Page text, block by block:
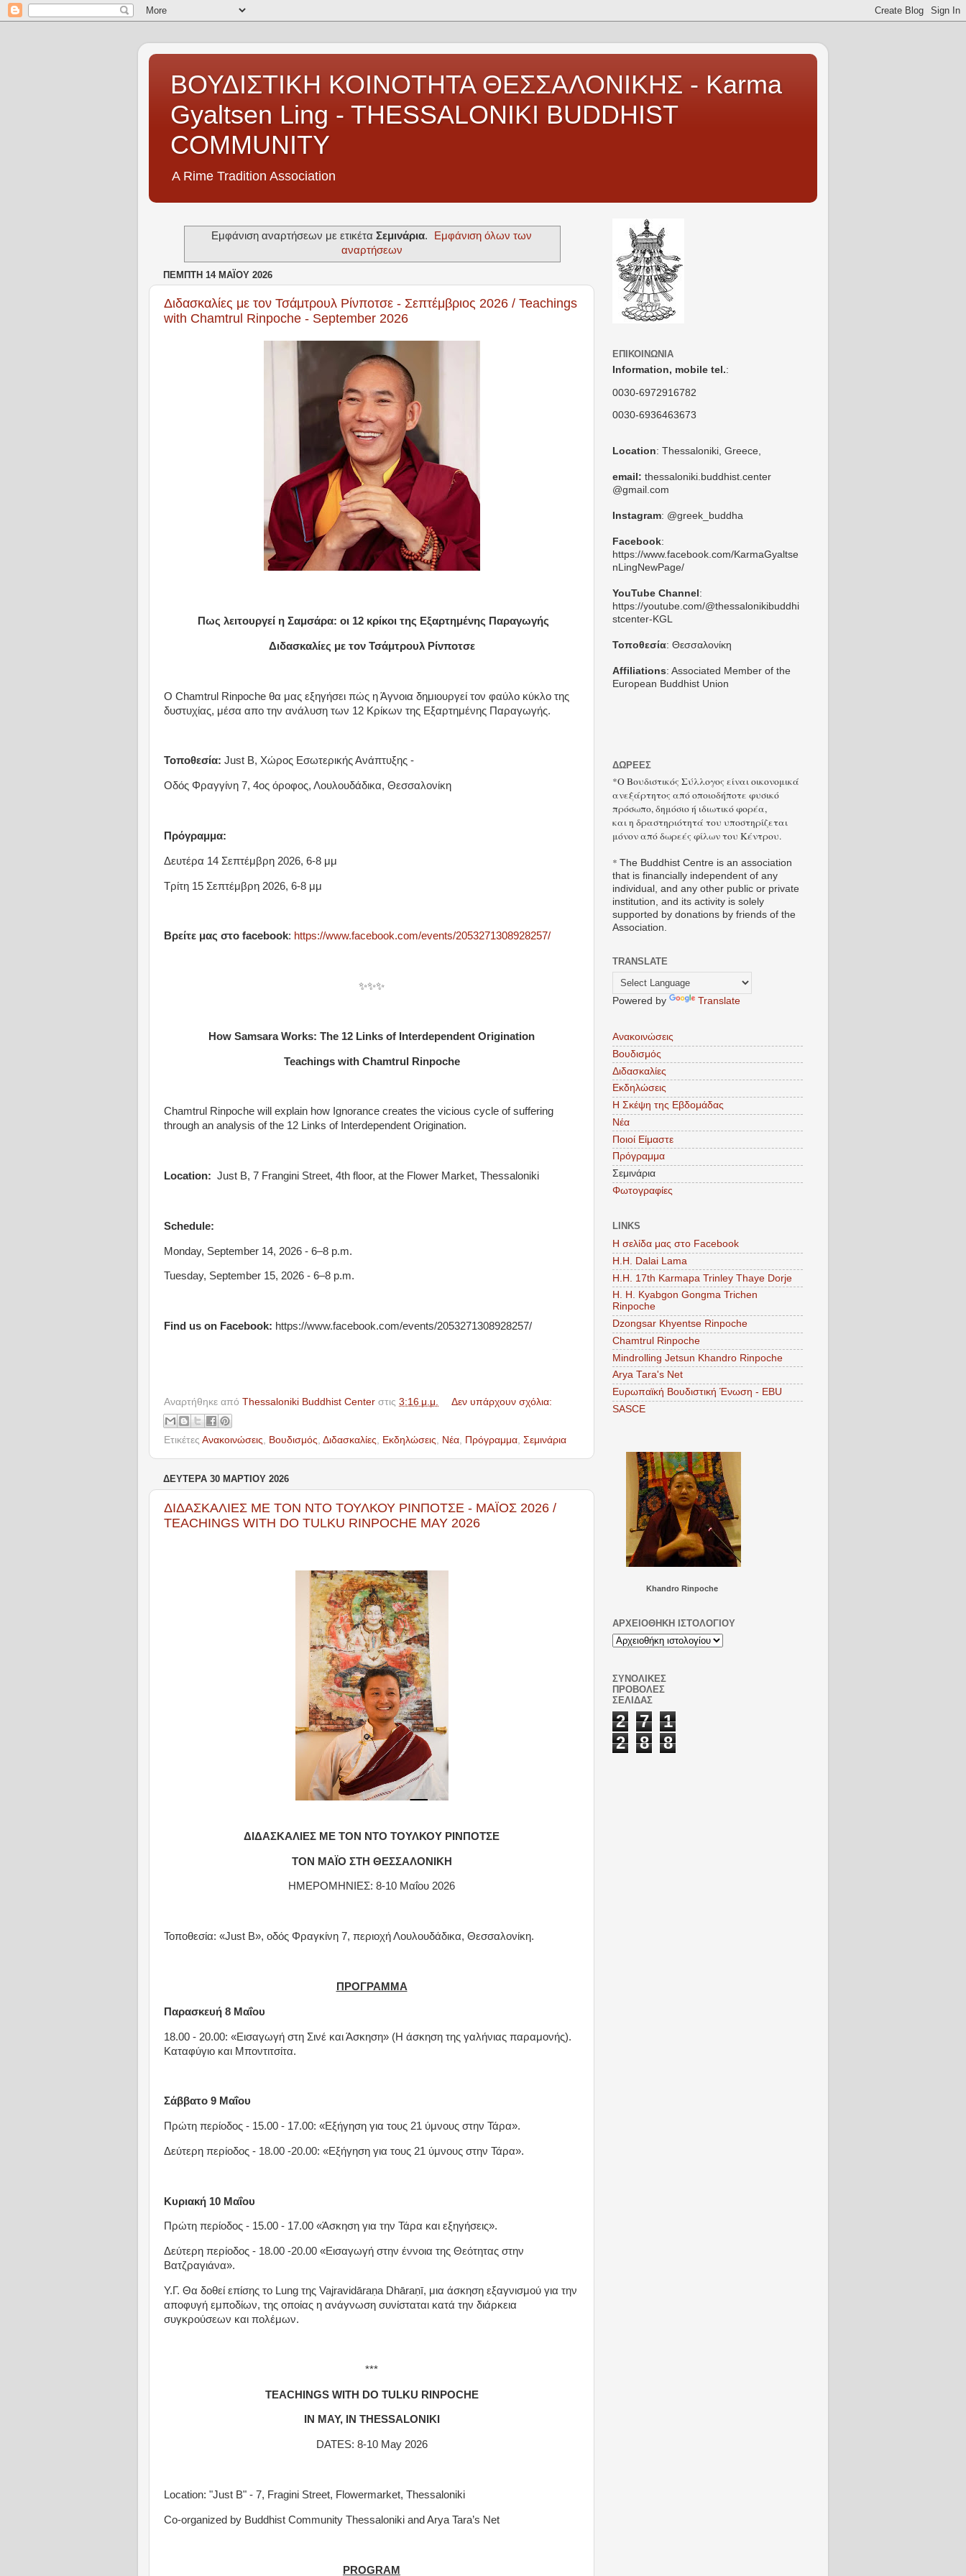
ΒΟΥΔΙΣΤΙΚΗ ΚΟΙΝΟΤΗΤΑ ΘΕΣΣΑΛΟΝΙΚΗΣ - Karma
Gyaltsen Ling - THESSALONIKI BUDDHIST
COMMUNITY
A Rime Tradition Association
Εμφάνιση αναρτήσεων με ετικέτα Σεμινάρια.
Εμφάνιση όλων των
αναρτήσεων
ΠΈΜΠΤΗ 14 ΜΑΪ́ΟΥ 2026
Διδασκαλίες με τον Τσάμτρουλ Ρίνποτσε - Σεπτέμβριος 2026 / Teachings
with Chamtrul Rinpoche - September 2026
Πως λειτουργεί η Σαμσάρα: οι 12 κρίκοι της Εξαρτημένης Παραγωγής
Διδασκαλίες με τον Τσάμτρουλ Ρίνποτσε
Ο Chamtrul Rinpoche θα μας εξηγήσει πώς η Άγνοια δημιουργεί τον φαύλο κύκλο της
δυστυχίας, μέσα απο την ανάλυση των 12 Κρίκων της Εξαρτημένης Παραγωγής.
Τοποθεσία: Just B, Χώρος Εσωτερικής Ανάπτυξης -
Οδός Φραγγίνη 7, 4ος όροφος, Λουλουδάδικα, Θεσσαλονίκη
Πρόγραμμα:
Δευτέρα 14 Σεπτέμβρη 2026, 6-8 μμ
Τρίτη 15 Σεπτέμβρη 2026, 6-8 μμ
Βρείτε μας στο facebook: https://www.facebook.com/events/2053271308928257/
✨️✨️✨️
How Samsara Works: The 12 Links of Interdependent Origination
Teachings with Chamtrul Rinpoche
Chamtrul Rinpoche will explain how Ignorance creates the vicious cycle of suffering
through an analysis of the 12 Links of Interdependent Origination.
Location: Just B, 7 Frangini Street, 4th floor, at the Flower Market, Thessaloniki
Schedule:
Monday, September 14, 2026 - 6–8 p.m.
Tuesday, September 15, 2026 - 6–8 p.m.
Find us on Facebook: https://www.facebook.com/events/2053271308928257/
Αναρτήθηκε από Thessaloniki Buddhist Center στις 3:16 μ.μ. Δεν υπάρχουν σχόλια:
Ετικέτες Ανακοινώσεις, Βουδισμός, Διδασκαλίες, Εκδηλώσεις, Νέα, Πρόγραμμα, Σεμινάρια
ΔΕΥΤΈΡΑ 30 ΜΑΡΤΊΟΥ 2026
ΔΙΔΑΣΚΑΛΙΕΣ ΜΕ ΤΟΝ ΝΤΟ ΤΟΥΛΚΟΥ ΡΙΝΠΟΤΣΕ - ΜΑΪΟΣ 2026 /
TEACHINGS WITH DO TULKU RINPOCHE MAY 2026
ΔΙΔΑΣΚΑΛΙΕΣ ΜΕ ΤΟΝ ΝΤΟ ΤΟΥΛΚΟΥ ΡΙΝΠΟΤΣΕ
ΤΟΝ ΜΑΪΟ ΣΤΗ ΘΕΣΣΑΛΟΝΙΚΗ
ΗΜΕΡΟΜΗΝΙΕΣ: 8-10 Μαΐου 2026
Τοποθεσία: «Just B», οδός Φραγκίνη 7, περιοχή Λουλουδάδικα, Θεσσαλονίκη.
ΠΡΟΓΡΑΜΜΑ
Παρασκευή 8 Μαΐου
18.00 - 20.00: «Εισαγωγή στη Σινέ και Άσκηση» (Η άσκηση της γαλήνιας παραμονής).
Καταφύγιο και Μποντιτσίτα.
Σάββατο 9 Μαΐου
Πρώτη περίοδος - 15.00 - 17.00: «Εξήγηση για τους 21 ύμνους στην Τάρα».
Δεύτερη περίοδος - 18.00 -20.00: «Εξήγηση για τους 21 ύμνους στην Τάρα».
Κυριακή 10 Μαΐου
Πρώτη περίοδος - 15.00 - 17.00 «Άσκηση για την Τάρα και εξηγήσεις».
Δεύτερη περίοδος - 18.00 -20.00 «Εισαγωγή στην έννοια της Θεότητας στην
Βατζραγιάνα».
Υ.Γ. Θα δοθεί επίσης το Lung της Vajravidāraṇa Dhāraṇī, μια άσκηση εξαγνισμού για την
αποφυγή εμποδίων, της οποίας η ανάγνωση συνίσταται κατά την διάρκεια
συγκρούσεων και πολέμων.
***
TEACHINGS WITH DO TULKU RINPOCHE
IN MAY, IN THESSALONIKI
DATES: 8-10 May 2026
Location: "Just B" - 7, Fragini Street, Flowermarket, Thessaloniki
Co-organized by Buddhist Community Thessaloniki and Arya Tara’s Net
PROGRAM
ΕΠΙΚΟΙΝΩΝΊΑ
Information, mobile tel.:
0030-6972916782
0030-6936463673
Location: Thessaloniki, Greece,
email: thessaloniki.buddhist.center
@gmail.com
Instagram: @greek_buddha
Facebook:
https://www.facebook.com/KarmaGyaltse
nLingNewPage/
YouTube Channel :
https://youtube.com/@thessalonikibuddhi
stcenter-KGL
Τοποθεσία: Θεσσαλονίκη
Affiliations: Associated Member of the
European Buddhist Union
ΔΩΡΕΕΣ
*Ο Βουδιστικός Σύλλογος είναι οικονομικά
ανεξάρτητος από οποιοδήποτε φυσικό
πρόσωπο, δημόσιο ή ιδιωτικό φορέα,
και η δραστηριότητά του υποστηρίζεται
μόνον από δωρεές φίλων του Κέντρου.
* The Buddhist Centre is an association
that is financially independent of any
individual, and any other public or private
institution, and its activity is solely
supported by donations by friends of the
Association.
TRANSLATE
Powered by Translate
Ανακοινώσεις
Βουδισμός
Διδασκαλίες
Εκδηλώσεις
Η Σκέψη της Εβδομάδας
Νέα
Ποιοί Είμαστε
Πρόγραμμα
Σεμινάρια
Φωτογραφίες
LINKS
Η σελίδα μας στο Facebook
Η.Η. Dalai Lama
H.H. 17th Karmapa Trinley Thaye Dorje
H. H. Kyabgon Gongma Trichen
Rinpoche
Dzongsar Khyentse Rinpoche
Chamtrul Rinpoche
Mindrolling Jetsun Khandro Rinpoche
Arya Tara's Net
Ευρωπαϊκή Βουδιστική Ένωση - EBU
SASCE
Khandro Rinpoche
ΑΡΧΕΙΟΘΉΚΗ ΙΣΤΟΛΟΓΊΟΥ
ΣΥΝΟΛΙΚΈΣ
ΠΡΟΒΟΛΈΣ
ΣΕΛΊΔΑΣ
2 7
1
2
8 8